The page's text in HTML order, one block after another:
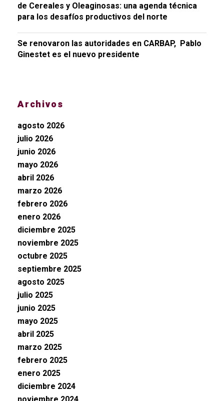
de Cereales y Oleaginosas: una agenda técnica
para los desafíos productivos del norte
Se renovaron las autoridades en CARBAP, Pablo
Ginestet es el nuevo presidente
Archivos
agosto 2026
julio 2026
junio 2026
mayo 2026
abril 2026
marzo 2026
febrero 2026
enero 2026
diciembre 2025
noviembre 2025
octubre 2025
septiembre 2025
agosto 2025
julio 2025
junio 2025
mayo 2025
abril 2025
marzo 2025
febrero 2025
enero 2025
diciembre 2024